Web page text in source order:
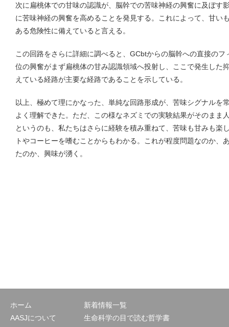
次に扁桃体での甘味の認識が、脳幹での苦味神経の興奮に及ぼす
に苦味神経の興奮を高めることを発見する。これによって、甘い
ある危険性に備えていると言える。
この回路をさらに詳細に調べると、GCbtからの脳幹への直接の
位の興奮がまず扁桃体の甘み認識領域へ投射し、ここで発生した
えている経路が主要な経路であることを示している。
以上、極めて理にかなった、単純な回路形成が、苦味シグナルを
よく理解できた。ただ、この様なネズミでの実験結果がそのまま
というのも、私たちはさらに経験を積み重ねて、苦味も甘みも楽
トやコーヒーを嗜むことからもわかる。これが程度問題なのか、
たのか、興味が湧く。
ホーム
AASJについて
新着情報一覧
生命科学の目で読む哲学書